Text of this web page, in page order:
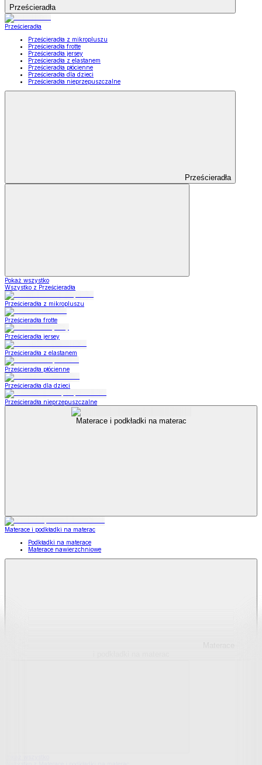
Prześcieradła
Prześcieradła
Prześcieradła z mikropluszu
Prześcieradła frotte
Prześcieradła jersey
Prześcieradła z elastanem
Prześcieradła płócienne
Prześcieradła dla dzieci
Prześcieradła nieprzepuszczalne
Prześcieradła
Pokaż wszystko
Wszystko z Prześcieradła
Prześcieradła z mikropluszu
Prześcieradła frotte
Prześcieradła jersey
Prześcieradła z elastanem
Prześcieradła płócienne
Prześcieradła dla dzieci
Prześcieradła nieprzepuszczalne
Materace i podkładki na materac
Materace i podkładki na materac
Podkładki na materace
Materace nawierzchniowe